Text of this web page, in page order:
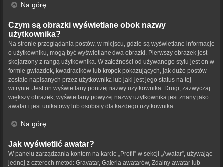
Na górę
Czym są obrazki wyświetlane obok nazwy
użytkownika?
Na stronie przeglądania postów, w miejscu, gdzie są wyświetlane informacje
o użytkowniku, mogą być wyświetlane dwa obrazki. Pierwszy obrazek jest
skojarzony z rangą użytkownika. W zależności od używanego stylu jest on w
formie gwiazdek, kwadracików lub kropek pokazujących, jak dużo postów
zostało napisanych przez użytkownika lub jaki jest jego status na tej
witrynie. Jest on wyświetlany poniżej nazwy użytkownika. Drugi, zazwyczaj
większy obrazek, wyświetlany powyżej nazwy użytkownika jest znany jako
awatar i jest unikatowy lub osobisty dla każdego użytkownika.
Na górę
Jak wyświetlić awatar?
W panelu zarządzania kontem na karcie „Profil” w sekcji „Awatar”, używając
jednej z czterech metod: Gravatar, Galeria awatarów, Zdalny awatar lub